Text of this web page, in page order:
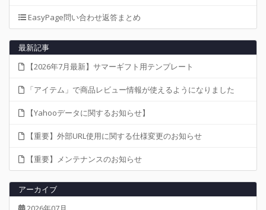
EasyPage問い合わせ返答まとめ
最新記事
【2026年7月最新】サマーギフト用テンプレート
「アイテム」で商品レビュー情報が使えるようになりました
【Yahooデータに関するお知らせ】
【重要】外部URL使用に関する仕様変更のお知らせ
【重要】メンテナンスのお知らせ
アーカイブ